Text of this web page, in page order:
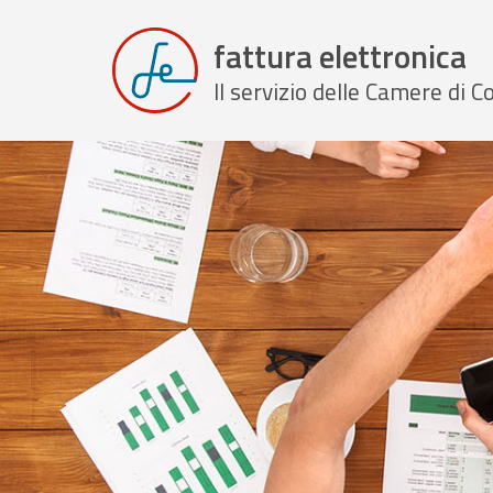
fattura elettronica
Il servizio delle Camere di